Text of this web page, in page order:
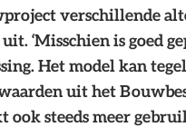
verschillende
uit. ‘Misschien is goed
Het model kan
uit het
ook steeds meer